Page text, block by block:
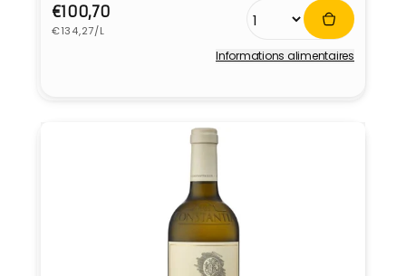
Prix
habituel
€100,70
Prix
unitaire
€134,27/L
Informations alimentaires